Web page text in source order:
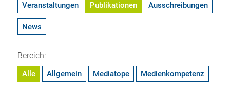
Veranstaltungen Publikationen Ausschreibungen
News
Bereich:
Alle Allgemein Mediatope Medienkompetenz